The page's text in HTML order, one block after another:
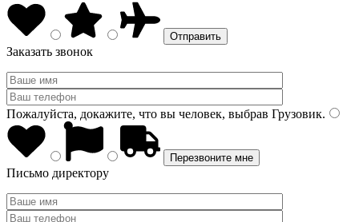
Заказать звонок
Пожалуйста, докажите, что вы человек, выбрав Грузовик.
Письмо директору